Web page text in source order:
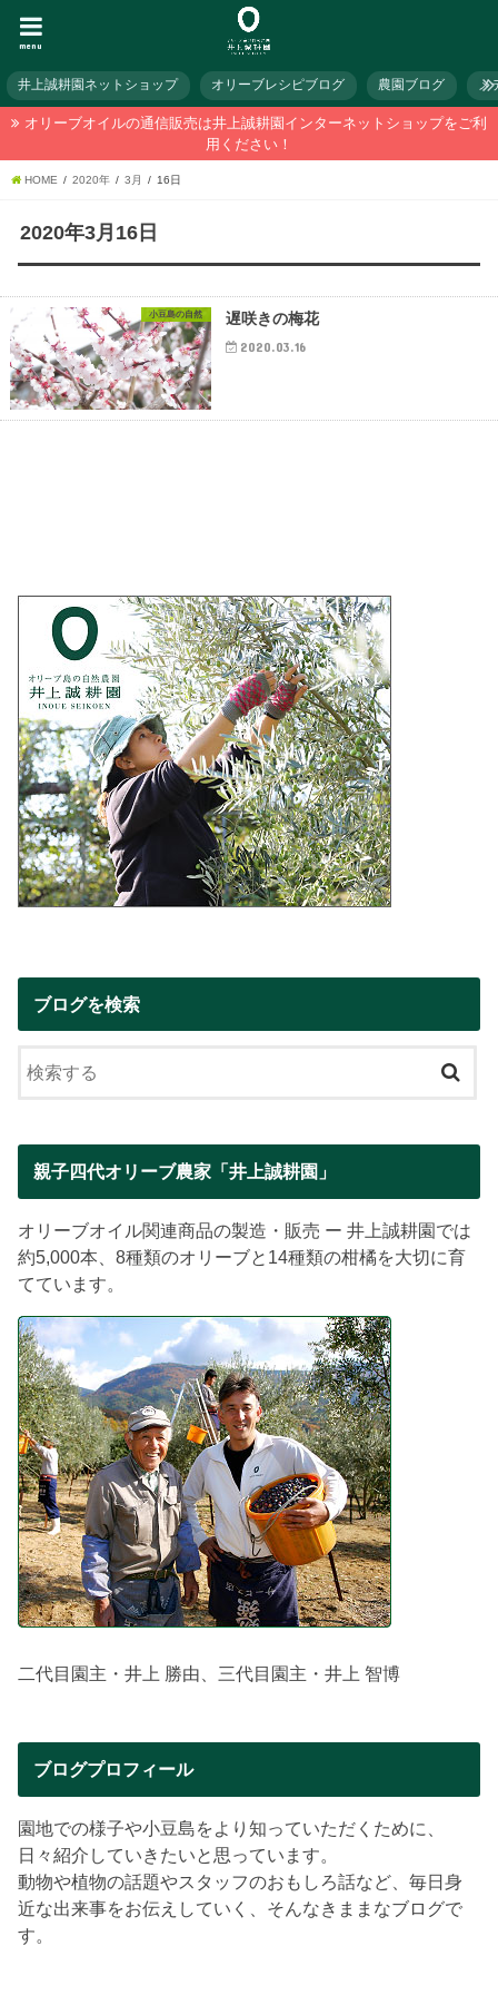
menu
井上誠耕園ネットショップ オリーブレシピブログ 農園ブログ メ
オリーブオイルの通信販売は井上誠耕園インターネットショップをご利
用ください！
HOME 2020年 3月 16日
2020年3月16日
小豆島の自然 遅咲きの梅花
2020.03.16
ブログを検索
親子四代オリーブ農家「井上誠耕園」
オリーブオイル関連商品の製造・販売 ー 井上誠耕園では
約5,000本、8種類のオリーブと14種類の柑橘を大切に育
てています。
二代目園主・井上 勝由、三代目園主・井上 智博
ブログプロフィール
園地での様子や小豆島をより知っていただくために、
日々紹介していきたいと思っています。
動物や植物の話題やスタッフのおもしろ話など、毎日身
近な出来事をお伝えしていく、そんなきままなブログで
す。